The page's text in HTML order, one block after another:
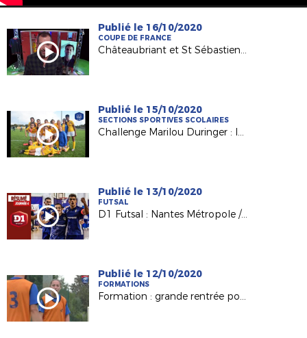
Publié le 16/10/2020
COUPE DE FRANCE
Châteaubriant et St Sébastien sur Loire sur France 3
Publié le 15/10/2020
SECTIONS SPORTIVES SCOLAIRES
Challenge Marilou Duringer : les collègiennes de Nantes La Colinière qualifiées !
Publié le 13/10/2020
FUTSAL
D1 Futsal : Nantes Métropole / Mouvaux Lile (1-6)
Publié le 12/10/2020
FORMATIONS
Formation : grande rentrée pour nos BMF Apprentissage